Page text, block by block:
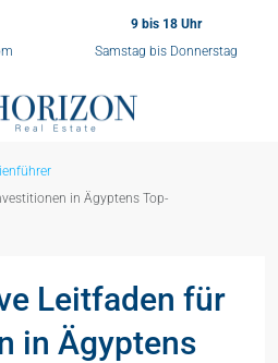
9 bis 18 Uhr
Samstag bis Donnerstag
in Ägyptens Top-
Leitfaden für
in Ägyptens